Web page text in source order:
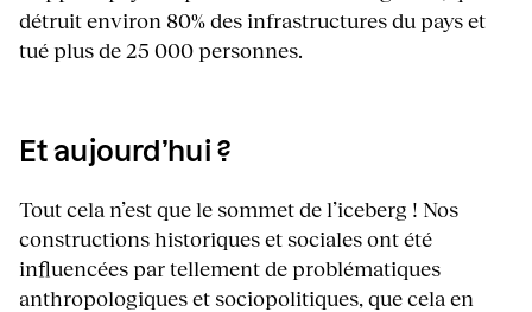
détruit environ 80% des infrastructures du pays et
tué plus de 25 000 personnes.
Et aujourd’hui ?
Tout cela n’est que le sommet de l’iceberg ! Nos
constructions historiques et sociales ont été
influencées par tellement de problématiques
anthropologiques et sociopolitiques, que cela en